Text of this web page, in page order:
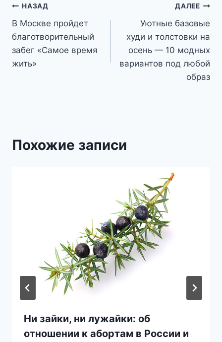
Навигация
по
записям
НАЗАД
В Москве пройдет
благотворительный
забег «Самое время
жить»
ДАЛЕЕ
Уютные базовые
худи и толстовки на
осень — 10 модных
вариантов под любой
образ
Похожие записи
Ни зайки, ни лужайки: об
отношении к абортам в России и